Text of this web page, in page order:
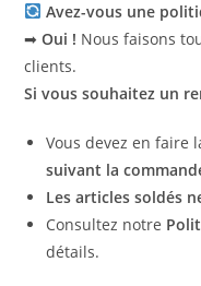
Avez-vous une
➡Oui ! Nous faisons
clients.
Si vous souhaitez un
Vous devez en faire
suivant la
Les articles soldés
Consultez notre
détails.